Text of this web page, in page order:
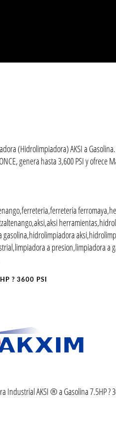
(Hidrolimpiadora) AKSI a
genera hasta 3,600 PSI y ofrece
a presion,limpiadora a
? 3600 PSI
Industrial AKSI ® a Gasolina 7.5HP ?